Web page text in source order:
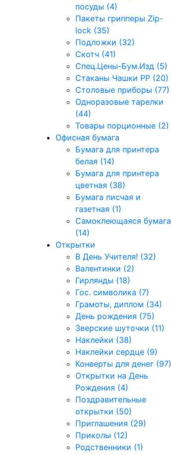
посуды (4)
Пакеты грипперы Zip-
lock (35)
Подложки (32)
Скотч (41)
Спец.Цены-Бум.Изд (5)
Стаканы Чашки РР (20)
Столовые приборы (77)
Одноразовые тарелки
(44)
Товары порционные (2)
Офисная бумага
Бумага для принтера
белая (14)
Бумага для принтера
цветная (38)
Бумага писчая и
газетная (1)
Самоклеющаяся бумага
(14)
Открытки
В День Учителя! (32)
Валентинки (2)
Гирлянды (18)
Гос. символика (7)
Грамоты, диплом (34)
День рождения (75)
Зверские шуточки (11)
Наклейки (38)
Наклейки сердце (9)
Конверты для денег (97)
Открытки на День
Рождения (4)
Поздравительные
открытки (50)
Приглашения (29)
Приколы (12)
Родственники (1)